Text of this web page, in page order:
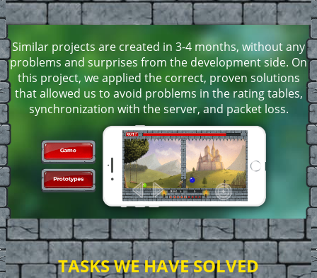
Similar projects are created in 3-4 months, without any
problems and surprises from the development side. On
this project, we applied the correct, proven solutions
that allowed us to avoid problems in the rating tables,
synchronization with the server, and packet loss.
TASKS WE HAVE SOLVED